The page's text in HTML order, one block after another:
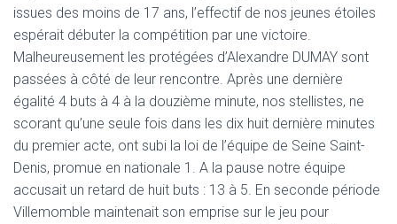
issues des moins de 17 ans, l’effectif de nos jeunes étoiles
espérait débuter la compétition par une victoire.
Malheureusement les protégées d’Alexandre DUMAY sont
passées à côté de leur rencontre. Après une dernière
égalité 4 buts à 4 à la douzième minute, nos stellistes, ne
scorant qu’une seule fois dans les dix huit dernière minutes
du premier acte, ont subi la loi de l’équipe de Seine Saint-
Denis, promue en nationale 1. A la pause notre équipe
accusait un retard de huit buts : 13 à 5. En seconde période
Villemomble maintenait son emprise sur le jeu pour